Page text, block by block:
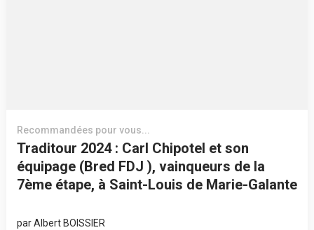
Recommandées pour vous...
Traditour 2024 : Carl Chipotel et son
équipage (Bred FDJ ), vainqueurs de la
7ème étape, à Saint-Louis de Marie-Galante
parAlbert BOISSIER